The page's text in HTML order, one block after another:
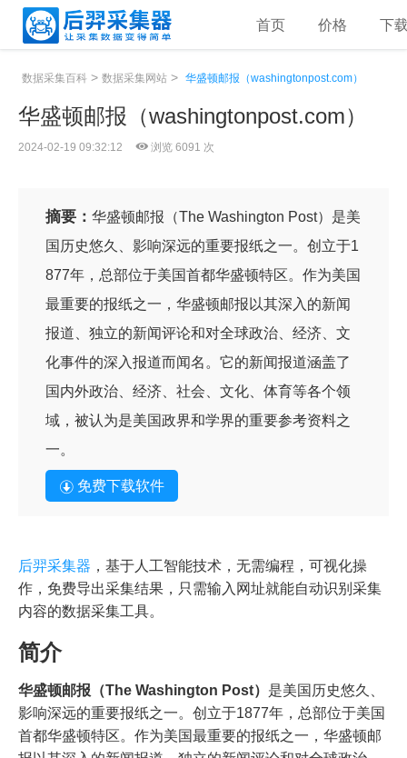
首页 价格 下
数据采集百科 > 数据采集网站 > 华盛顿邮报（washingtonpost.com）
华盛顿邮报（washingtonpost.com）
2024-02-19 09:32:12 浏览 6091 次
摘要： 华盛顿邮报（The Washington Post）是美
国历史悠久、影响深远的重要报纸之一。创立于1
877年，总部位于美国首都华盛顿特区。作为美国
最重要的报纸之一，华盛顿邮报以其深入的新闻
报道、独立的新闻评论和对全球政治、经济、文
化事件的深入报道而闻名。它的新闻报道涵盖了
国内外政治、经济、社会、文化、体育等各个领
域，被认为是美国政界和学界的重要参考资料之
一。
免费下载软件
后羿采集器 ，基于人工智能技术，无需编程，可视化操
作，免费导出采集结果，只需输入网址就能自动识别采集
内容的数据采集工具。
简介
华盛顿邮报（The Washington Post） 是美国历史悠久、
影响深远的重要报纸之一。创立于1877年，总部位于美国
首都华盛顿特区。作为美国最重要的报纸之一，华盛顿邮